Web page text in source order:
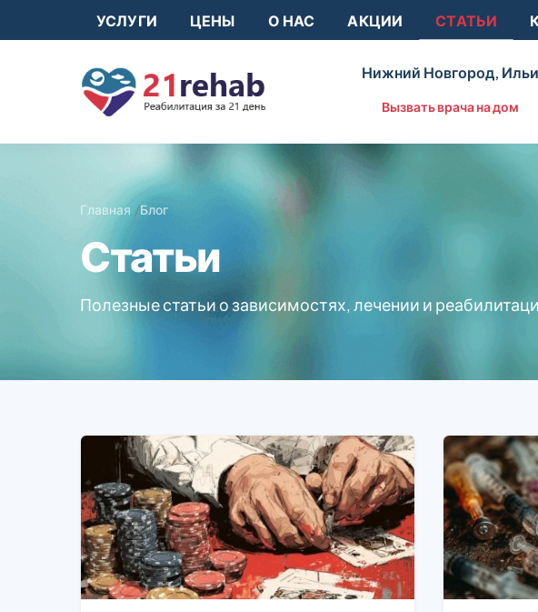
УСЛУГИ ЦЕНЫ О НАС АКЦИИ СТАТЬИ
Нижний Новгород,
Вызвать врача на дом
Главная Блог
Статьи
Полезные статьи о зависимостях, лечении и